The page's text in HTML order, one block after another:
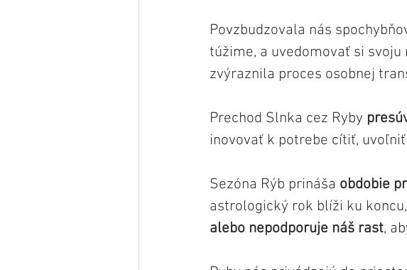
Povzbudzovala nás
túžime, a uvedomovať si
zvýraznila proces osobnej
Prechod Slnka cez Ryby
inovovať k potrebe cítiť,
Sezóna Rýb prináša obdobie
astrologický rok blíži ku
alebo nepodporuje náš rast,